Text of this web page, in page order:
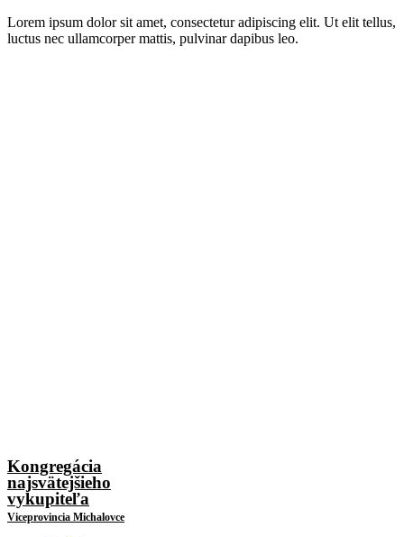
Lorem ipsum dolor sit amet, consectetur adipiscing elit. Ut elit tellus,
luctus nec ullamcorper mattis, pulvinar dapibus leo.
Kongregácia
najsvätejšieho
vykupiteľa
Viceprovincia Michalovce